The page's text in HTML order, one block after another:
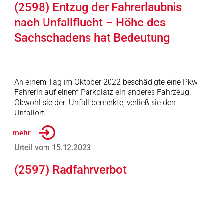
(2598) Entzug der Fahrerlaubnis
nach Unfallflucht – Höhe des
Sachschadens hat Bedeutung
An einem Tag im Oktober 2022 beschädigte eine Pkw-
Fahrerin auf einem Parkplatz ein anderes Fahrzeug.
Obwohl sie den Unfall bemerkte, verließ sie den
Unfallort.
... mehr
Urteil vom 15.12.2023
(2597) Radfahrverbot